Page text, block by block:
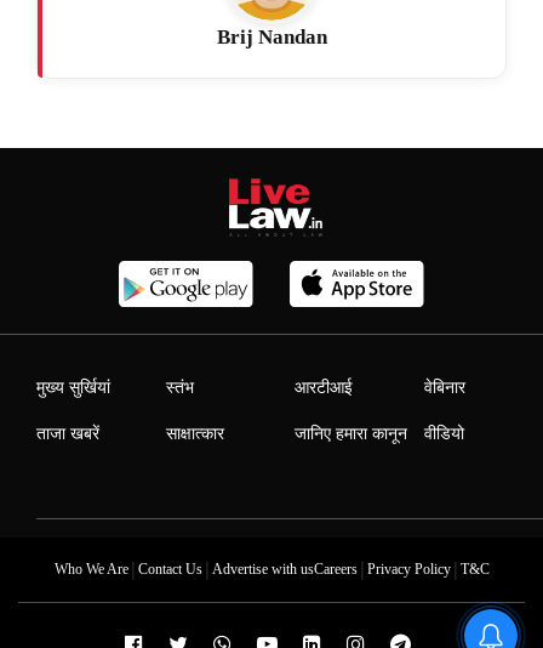
Brij Nandan
मुख्य सुर्खियां
ताजा खबरें
स्तंभ
साक्षात्कार
आरटीआई
जानिए हमारा कानून
वेबिनार
वीडियो
Who We Are| Contact Us| Advertise with usCareers| Privacy Policy| T&C